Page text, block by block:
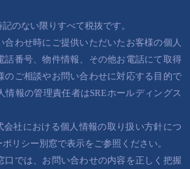
のない限りすべて税抜です。
わせ時にご提供いただいたお客様の個人
話番号、物件情報、その他お電話にて取得
のご相談やお問い合わせに対応する目的で
情報の管理責任者はSREホールディングス
社における個人情報の取り扱い方針につ
リシー別窓で表示をご参照ください。
では、お問い合わせの内容を正しく把握